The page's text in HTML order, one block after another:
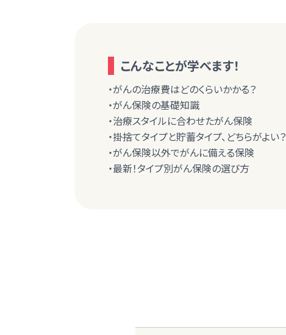
こんなことが学べます！
・がんの治療費はどのくらいかかる？
・がん保険の基礎知識
・治療スタイルに合わせたがん保険
・掛捨てタイプと貯蓄タイプ、どちらがよい？
・がん保険以外でがんに備える保険
・最新！タイプ別がん保険の選び方